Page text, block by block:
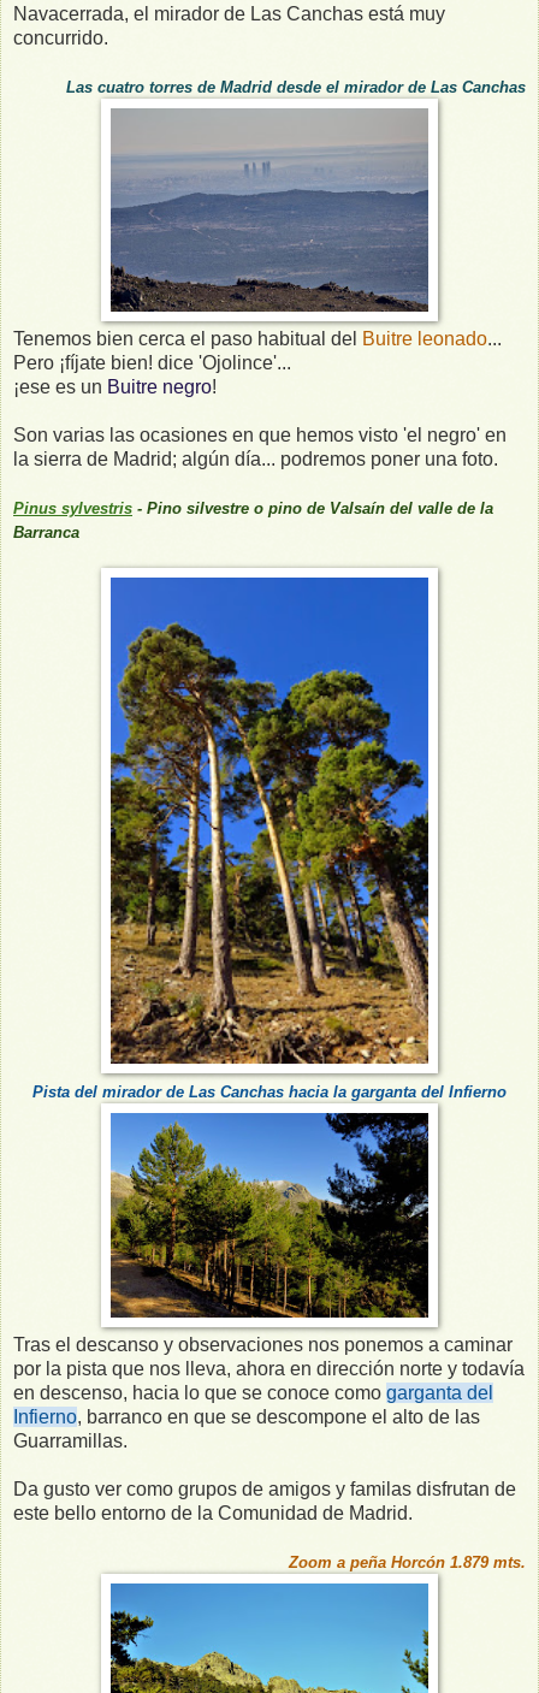
Navacerrada, el mirador de Las Canchas está muy
concurrido.
Las cuatro torres de Madrid desde el mirador de Las Canchas
Tenemos bien cerca el paso habitual del Buitre leonado...
Pero ¡fíjate bien! dice 'Ojolince'...
¡ese es un Buitre negro!
Son varias las ocasiones en que hemos visto 'el negro' en
la sierra de Madrid; algún día... podremos poner una foto.
Pinus sylvestris - Pino silvestre o pino de Valsaín del valle de la
Barranca
Pista del mirador de Las Canchas hacia la garganta del Infierno
Tras el descanso y observaciones nos ponemos a caminar
por la pista que nos lleva, ahora en dirección norte y todavía
en descenso, hacia lo que se conoce como garganta del
Infierno, barranco en que se descompone el alto de las
Guarramillas.
Da gusto ver como grupos de amigos y familas disfrutan de
este bello entorno de la Comunidad de Madrid.
Zoom a peña Horcón 1.879 mts.